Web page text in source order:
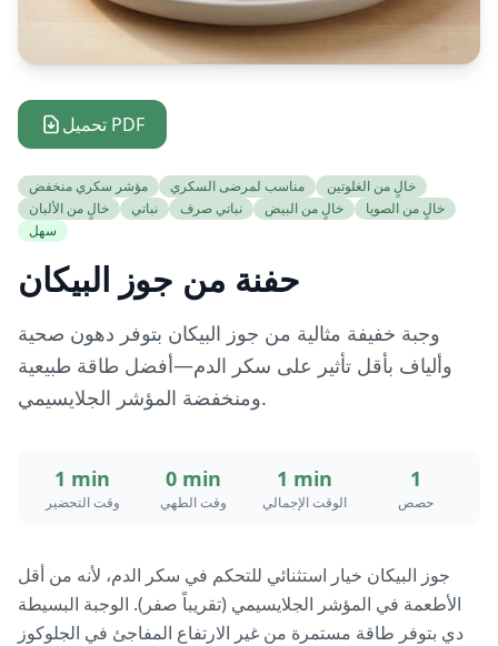
تحميل PDF
مؤشر سكري منخفض مناسب لمرضى السكري
خالٍ من الغلوتين
خالٍ من الألبان
نباتي نباتي صرف خالٍ من البيض
خالٍ من الصويا
سهل
حفنة من جوز البيكان
وجبة خفيفة مثالية من جوز البيكان بتوفر دهون صحية
وألياف بأقل تأثير على سكر الدم—أفضل طاقة طبيعية
ومنخفضة المؤشر الجلايسيمي.
1 min
وقت التحضير
0 min
وقت الطهي
1 min
الوقت الإجمالي
1
حصص
جوز البيكان خيار استثنائي للتحكم في سكر الدم، لأنه من أقل
الأطعمة في المؤشر الجلايسيمي (تقريباً صفر). الوجبة البسيطة
دي بتوفر طاقة مستمرة من غير الارتفاع المفاجئ في الجلوكوز